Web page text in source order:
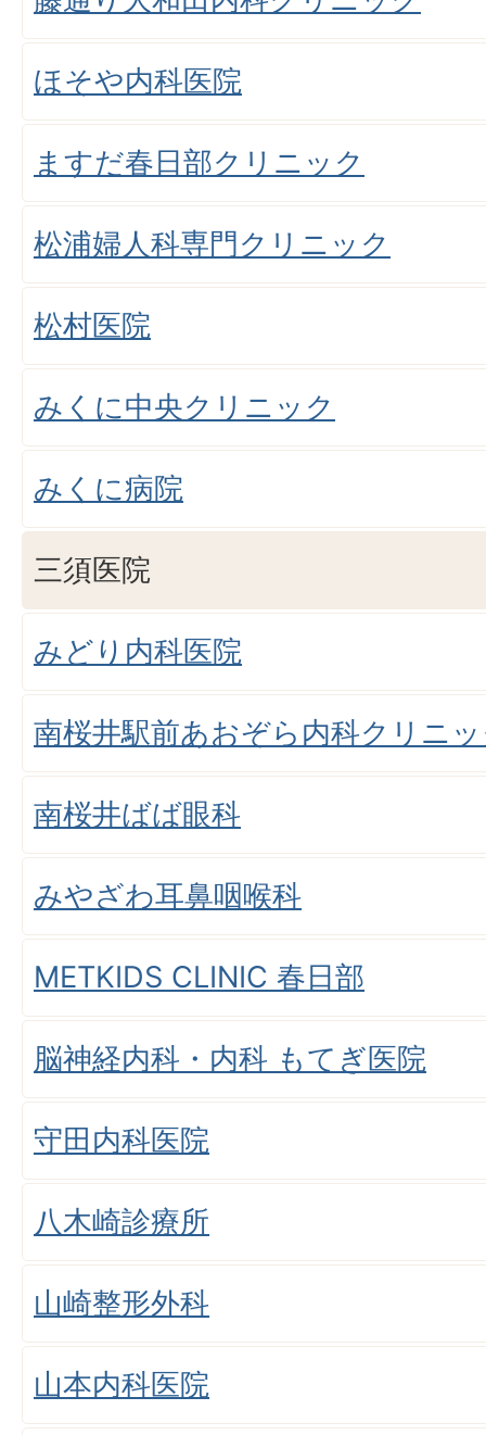
ほそや内科医院
ますだ春日部クリニック
松浦婦人科専門クリニック
松村医院
みくに中央クリニック
みくに病院
三須医院
みどり内科医院
南桜井駅前あおぞら内科クリニ
南桜井ばば眼科
みやざわ耳鼻咽喉科
METKIDS CLINIC 春日部
脳神経内科・内科 もてぎ医院
守田内科医院
八木崎診療所
山崎整形外科
山本内科医院